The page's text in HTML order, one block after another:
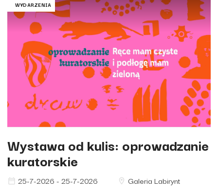
WYDARZENIA
Wystawa od kulis: oprowadzanie
kuratorskie
25-7-2026 - 25-7-2026 Galeria Labirynt